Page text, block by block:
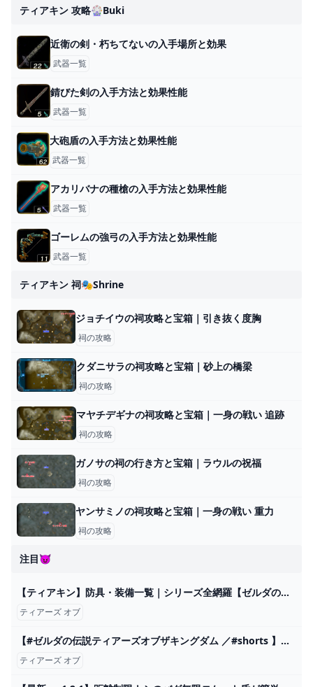
ティアキン 攻略🎡buki
近衛の剣・朽ちてないの入手場所と効果
武器一覧
錆びた剣の入手方法と効果性能
武器一覧
大砲盾の入手方法と効果性能
武器一覧
アカリバナの種槍の入手方法と効果性能
武器一覧
ゴーレムの強弓の入手方法と効果性能
武器一覧
ティアキン 祠🎭shrine
ジョチイウの祠攻略と宝箱｜引き抜く度胸
祠の攻略
クダニサラの祠攻略と宝箱｜砂上の橋梁
祠の攻略
マヤチデギナの祠攻略と宝箱｜一身の戦い 追跡
祠の攻略
ガノサの祠の行き方と宝箱｜ラウルの祝福
祠の攻略
ヤンサミノの祠攻略と宝箱｜一身の戦い 重力
祠の攻略
注目😈
【ティアキン】防具・装備一覧｜シリーズ全網羅【ゼルダの伝説ティアーズオブザキングダム】｜ゲームエイト
ティアーズ オブ
【#ゼルダの伝説ティアーズオブザキングダム ／#shorts 】頭上に注意？！【#輝空カエデ ／#vtuber 】 - YouTube
ティアーズ オブ